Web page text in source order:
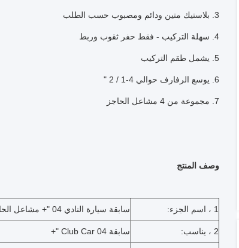
3. بلاستيك متين ودائم ومصبوب حسب الطلب
4. سهلة التركيب - فقط حفر ثقوب وربط
5. يشمل طقم التركيب
6. يوسع الرفارف حوالي 4-1 / 2 "
7. مجموعة من 4 مشاعل الحاجز
وصف المنتج
1 ، اسم الجزء: سابقة سيارة النادي 04 "+ مشاعل الحاجز
2 ، يناسب: سابقة Club Car 04 "+